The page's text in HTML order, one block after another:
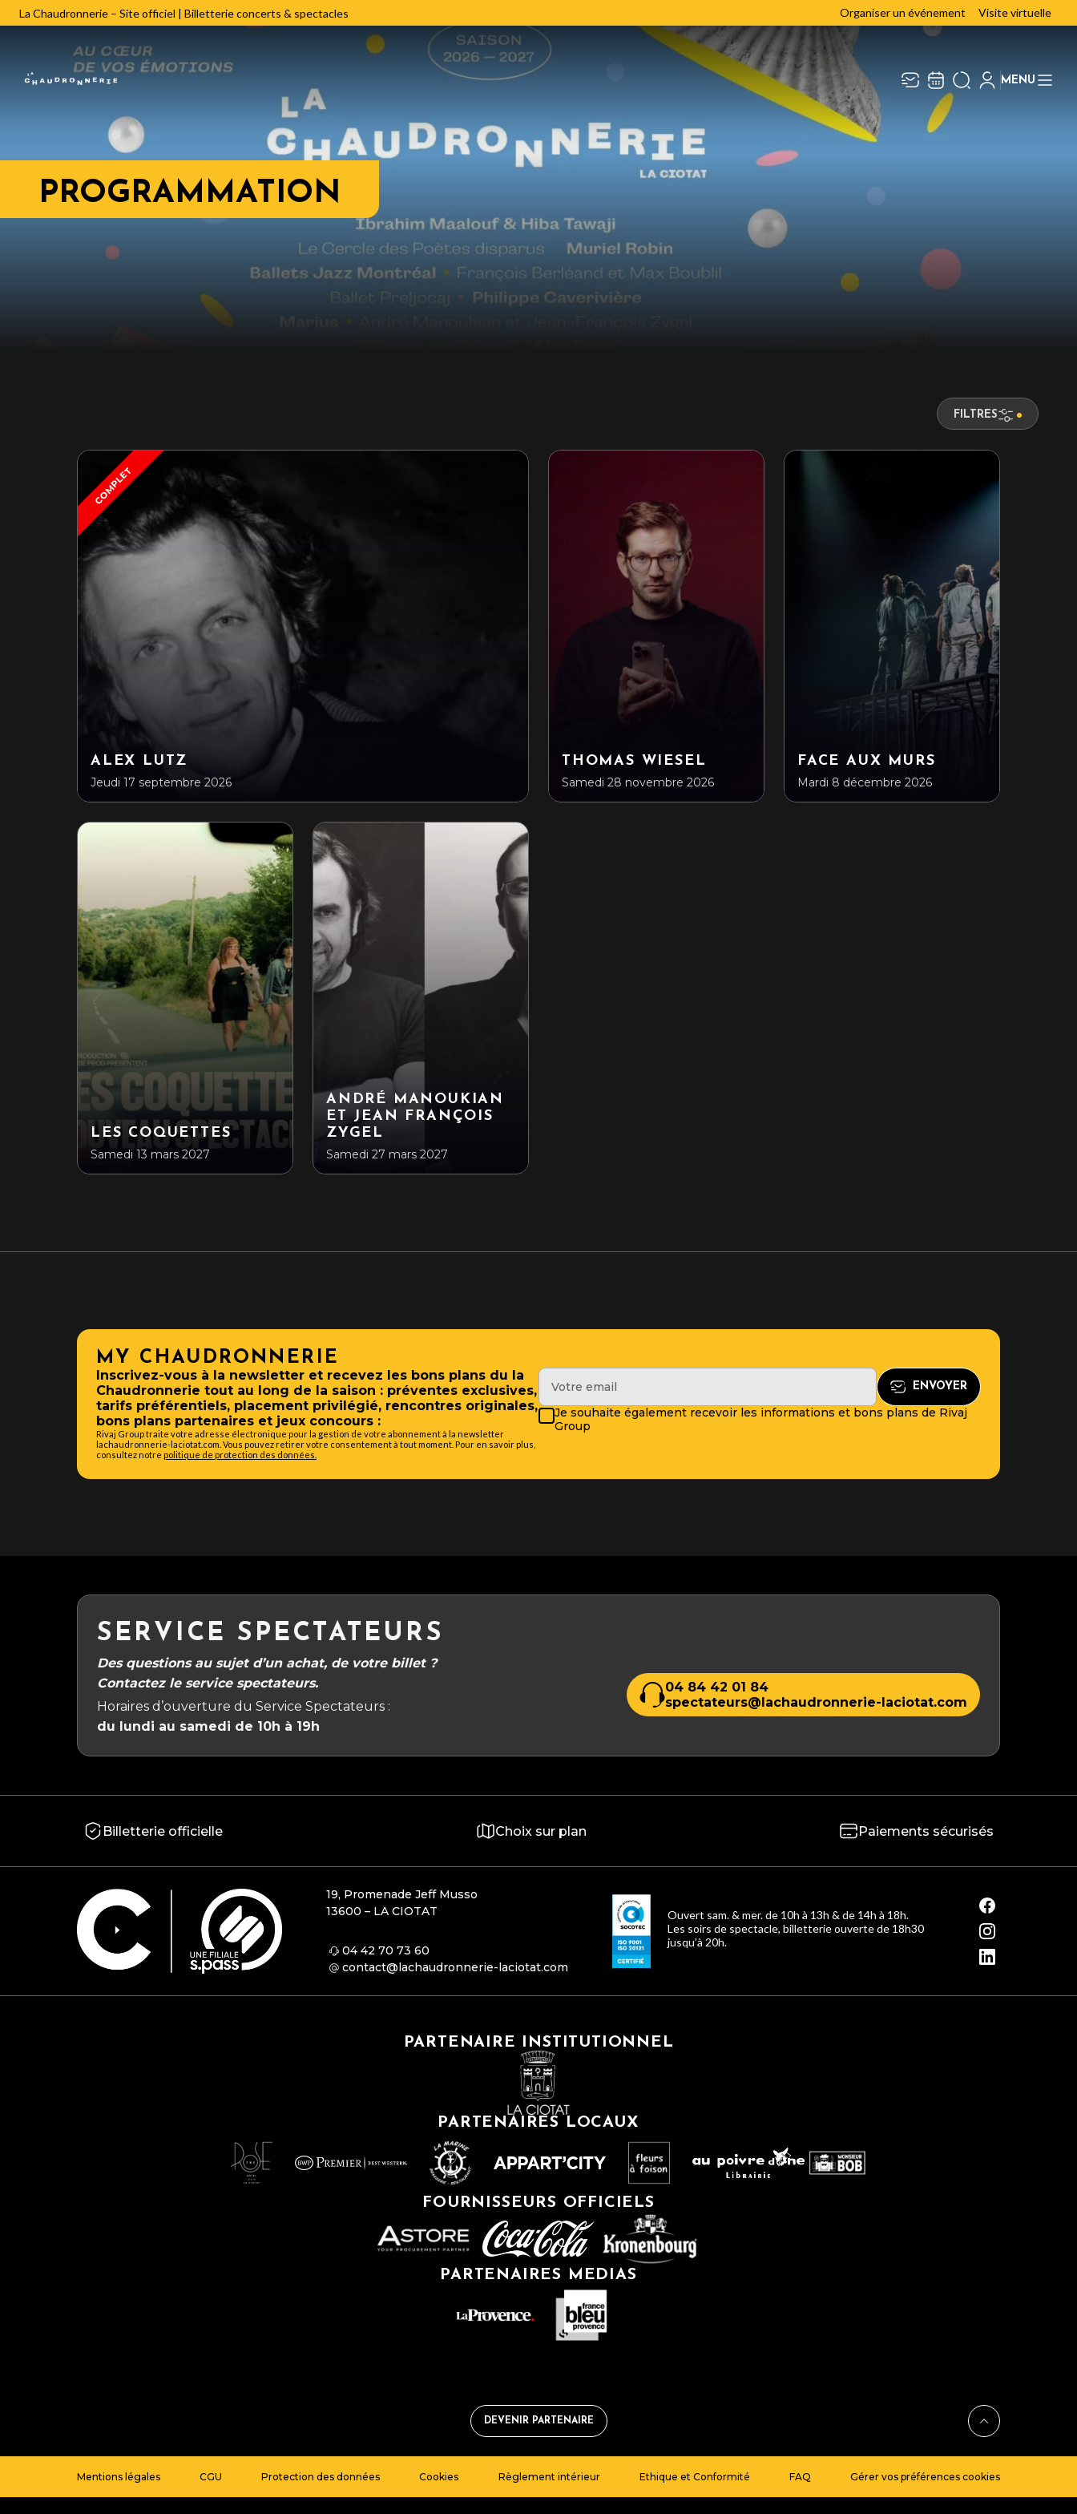
La Chaudronnerie – Site officiel | Billetterie concerts & spectacles Organiser un événement Visite virtuelle
Fermer
Recevez toute l’actualité en
vous abonnant à notre
ENVOYER
Rivaj Group traite votre adresse électronique pour
consentement à tout moment. Pour en savoir plus,
consultez notre
politique de protection des
MENU
PROGRAMMATION
FILTRES
COMPLET
ALEX LUTZ
Jeudi 17 septembre 2026
THOMAS WIESEL
Samedi 28 novembre 2026
FACE AUX MURS
Mardi 8 décembre 2026
LES COQUETTES
Samedi 13 mars 2027
ANDRÉ MANOUKIAN
ET JEAN FRANÇOIS
ZYGEL
Samedi 27 mars 2027
MY CHAUDRONNERIE
Inscrivez-vous à la newsletter et recevez les bons plans du la
Chaudronnerie tout au long de la saison : préventes exclusives,
tarifs préférentiels, placement privilégié, rencontres originales,
bons plans partenaires et jeux concours :
Rivaj Group traite votre adresse électronique pour la gestion de votre abonnement à la newsletter
lachaudronnerie-laciotat.com. Vous pouvez retirer votre consentement à tout moment. Pour en savoir plus,
consultez notre politique de protection des données.
Je souhaite également recevoir les informations et bons plans de Rivaj
Group
SERVICE SPECTATEURS
Des questions au sujet d’un achat, de votre billet ?
Contactez le service spectateurs.
Horaires d’ouverture du Service Spectateurs :
du lundi au samedi de 10h à 19h
04 84 42 01 84
spectateurs@lachaudronnerie-laciotat.com
Billetterie officielle Choix sur plan Paiements sécurisés
19, Promenade Jeff Musso
13600 – LA CIOTAT
04 42 70 73 60
contact@lachaudronnerie-laciotat.com
Ouvert sam. & mer. de 10h à 13h & de 14h à 18h.
Les soirs de spectacle, billetterie ouverte de 18h30
jusqu’à 20h.
PARTENAIRE INSTITUTIONNEL
PARTENAIRES LOCAUX
FOURNISSEURS OFFICIELS
PARTENAIRES MEDIAS
DEVENIR PARTENAIRE
Mentions légales CGU Protection des données Cookies Règlement intérieur Ethique et Conformité FAQ Gérer vos préférences cookies